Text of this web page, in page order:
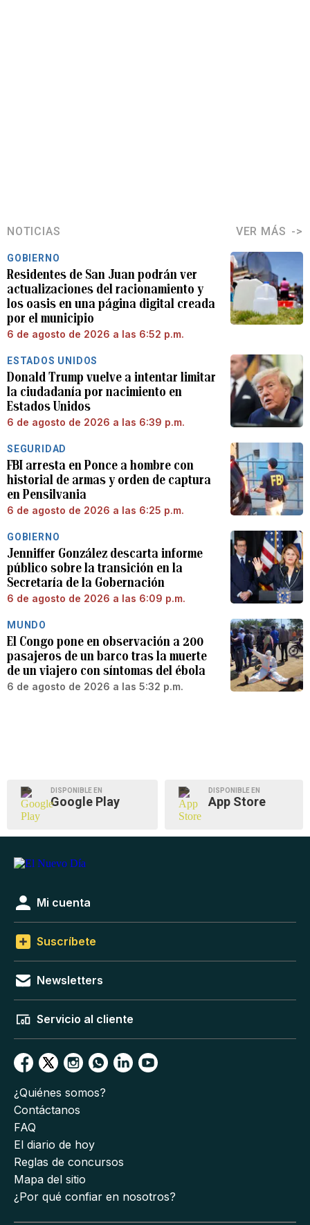
NOTICIAS VER MÁS
GOBIERNO
Residentes de San Juan podrán ver
actualizaciones del racionamiento y
los oasis en una página digital creada
por el municipio
6 de agosto de 2026 a las 6:52 p.m.
ESTADOS UNIDOS
Donald Trump vuelve a intentar limitar
la ciudadanía por nacimiento en
Estados Unidos
6 de agosto de 2026 a las 6:39 p.m.
SEGURIDAD
FBI arresta en Ponce a hombre con
historial de armas y orden de captura
en Pensilvania
6 de agosto de 2026 a las 6:25 p.m.
GOBIERNO
Jenniffer González descarta informe
público sobre la transición en la
Secretaría de la Gobernación
6 de agosto de 2026 a las 6:09 p.m.
MUNDO
El Congo pone en observación a 200
pasajeros de un barco tras la muerte
de un viajero con síntomas del ébola
6 de agosto de 2026 a las 5:32 p.m.
DISPONIBLE EN
Google Play
DISPONIBLE EN
App Store
Mi cuenta
Suscríbete
Newsletters
Servicio al cliente
¿Quiénes somos?
Contáctanos
FAQ
El diario de hoy
Reglas de concursos
Mapa del sitio
¿Por qué confiar en nosotros?